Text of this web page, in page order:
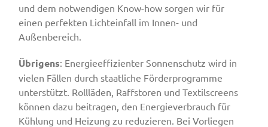
und dem notwendigen Know-how sorgen wir für
einen perfekten Lichteinfall im Innen- und
Außenbereich.
Übrigens: Energieeffizienter Sonnenschutz wird in
vielen Fällen durch staatliche Förderprogramme
unterstützt. Rollläden, Raffstoren und Textilscreens
können dazu beitragen, den Energieverbrauch für
Kühlung und Heizung zu reduzieren. Bei Vorliegen